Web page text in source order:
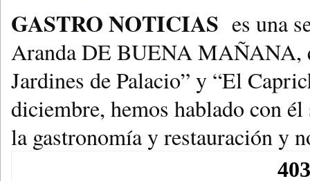
GASTRO NOTICIAS es una
Aranda DE BUENA MAÑANA,
Jardines de Palacio” y “El
diciembre, hemos hablado con
la gastronomía y restauración y